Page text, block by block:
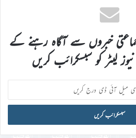
خبروں سے آگاہ رہنے کے
لیٹر کو سبسکرائب کریں